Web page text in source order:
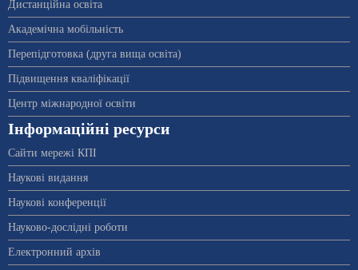
Дистанційна освіта
Академічна мобільність
Перепідготовка (друга вища освіта)
Підвищення кваліфікації
Центр міжнародної освіти
Інформаційні ресурси
Сайти мережі КПІ
Наукові видання
Наукові конференції
Науково-дослідні роботи
Електронний архів